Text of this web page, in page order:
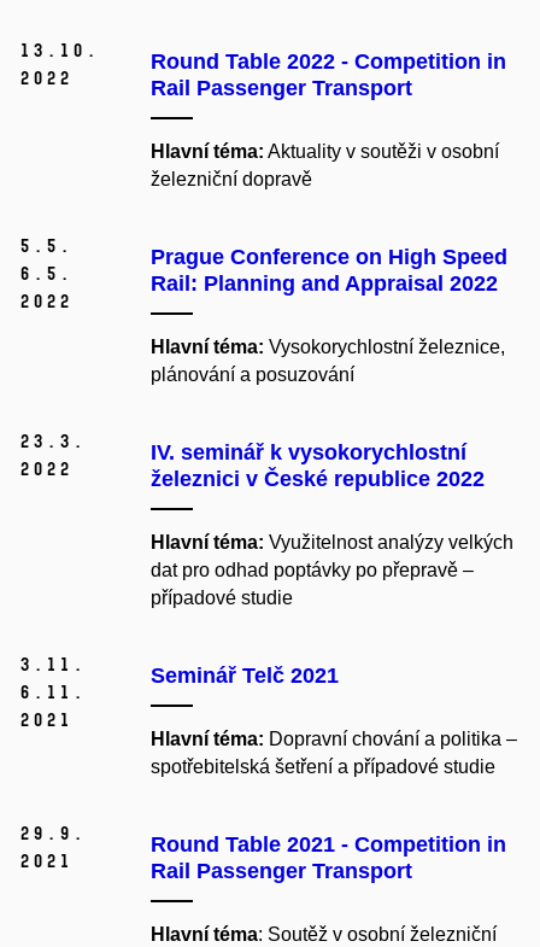
13. 10.
2022
Round Table 2022 - Competition in
Rail Passenger Transport
Hlavní téma: Aktuality v soutěži v osobní
železniční dopravě
5. 5.
6. 5.
2022
Prague Conference on High Speed
Rail: Planning and Appraisal 2022
Hlavní téma: Vysokorychlostní železnice,
plánování a posuzování
23. 3.
2022
IV. seminář k vysokorychlostní
železnici v České republice 2022
Hlavní téma: Využitelnost analýzy velkých
dat pro odhad poptávky po přepravě –
případové studie
3. 11.
6. 11.
2021
Seminář Telč 2021
Hlavní téma: Dopravní chování a politika –
spotřebitelská šetření a případové studie
29. 9.
2021
Round Table 2021 - Competition in
Rail Passenger Transport
Hlavní téma: Soutěž v osobní železniční